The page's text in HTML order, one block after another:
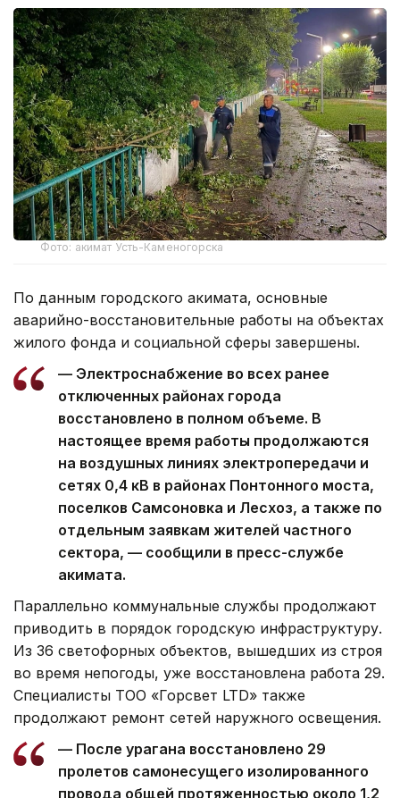
Фото: акимат Усть-Каменогорска
По данным городского акимата, основные
аварийно-восстановительные работы на объектах
жилого фонда и социальной сферы завершены.
— Электроснабжение во всех ранее
отключенных районах города
восстановлено в полном объеме. В
настоящее время работы продолжаются
на воздушных линиях электропередачи и
сетях 0,4 кВ в районах Понтонного моста,
поселков Самсоновка и Лесхоз, а также по
отдельным заявкам жителей частного
сектора, — сообщили в пресс-службе
акимата.
Параллельно коммунальные службы продолжают
приводить в порядок городскую инфраструктуру.
Из 36 светофорных объектов, вышедших из строя
во время непогоды, уже восстановлена работа 29.
Специалисты ТОО «Горсвет LTD» также
продолжают ремонт сетей наружного освещения.
— После урагана восстановлено 29
пролетов самонесущего изолированного
провода общей протяженностью около 1,2